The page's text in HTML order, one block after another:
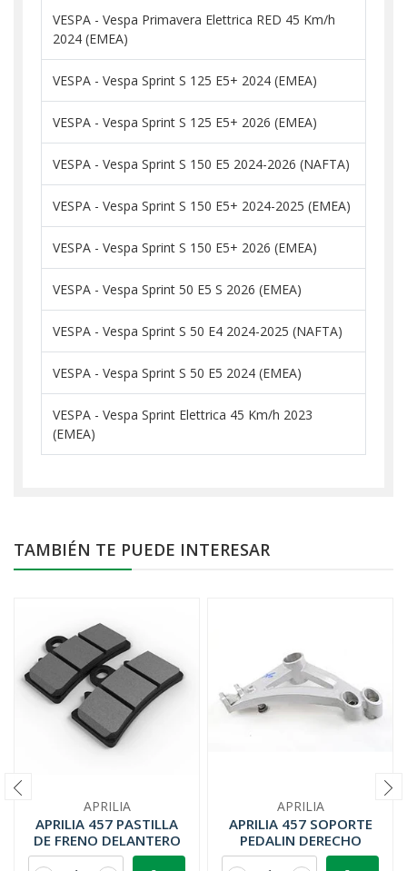
VESPA - Vespa Primavera Elettrica RED 45 Km/h
2024 (EMEA)
VESPA - Vespa Sprint S 125 E5+ 2024 (EMEA)
VESPA - Vespa Sprint S 125 E5+ 2026 (EMEA)
VESPA - Vespa Sprint S 150 E5 2024-2026 (NAFTA)
VESPA - Vespa Sprint S 150 E5+ 2024-2025 (EMEA)
VESPA - Vespa Sprint S 150 E5+ 2026 (EMEA)
VESPA - Vespa Sprint 50 E5 S 2026 (EMEA)
VESPA - Vespa Sprint S 50 E4 2024-2025 (NAFTA)
VESPA - Vespa Sprint S 50 E5 2024 (EMEA)
VESPA - Vespa Sprint Elettrica 45 Km/h 2023
(EMEA)
TAMBIÉN TE PUEDE INTERESAR
APRILIA
APRILIA 457 PASTILLA
DE FRENO DELANTERO
APRILIA
APRILIA 457 SOPORTE
PEDALIN DERECHO